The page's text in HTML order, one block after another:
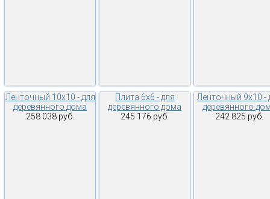
Ленточный 10х10 - для
деревянного дома
258 038 руб.
Плита 6х6 - для
деревянного дома
245 176 руб.
Ленточный 9х10 -
деревянного
242 825 руб.